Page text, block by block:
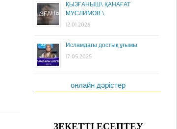
ҚЫЗҒАНЫШ\ ҚАНАҒАТ
МУСЛИМОВ \
12.01.2026
Исламдағы достық ұғымы
17.05.2025
онлайн дәрістер